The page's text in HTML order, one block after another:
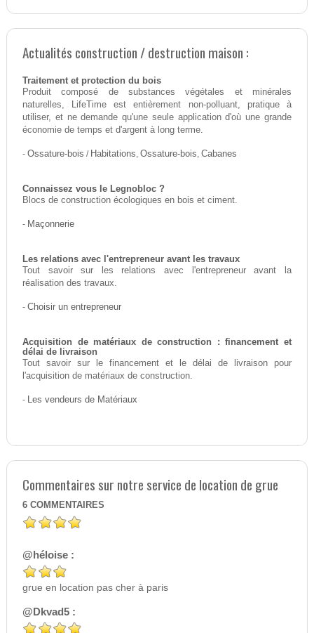
Actualités construction / destruction maison :
Traitement et protection du bois
Produit composé de substances végétales et minérales
naturelles, LifeTime est entièrement non-polluant, pratique à
utiliser, et ne demande qu'une seule application d'où une grande
économie de temps et d'argent à long terme.
- Ossature-bois / Habitations, Ossature-bois, Cabanes
Connaissez vous le Legnobloc ?
Blocs de construction écologiques en bois et ciment.
- Maçonnerie
Les relations avec l'entrepreneur avant les travaux
Tout savoir sur les relations avec l'entrepreneur avant la
réalisation des travaux.
- Choisir un entrepreneur
Acquisition de matériaux de construction : financement et
délai de livraison
Tout savoir sur le financement et le délai de livraison pour
l'acquisition de matériaux de construction.
- Les vendeurs de Matériaux
Commentaires sur notre service de location de grue
6 COMMENTAIRES
@héloise :
grue en location pas cher à paris
@Dkvad5 :